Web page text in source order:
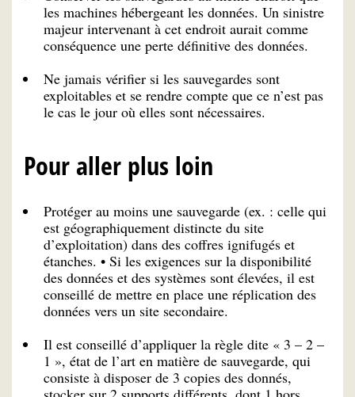
les machines hébergeant les données. Un sinistre
majeur intervenant à cet endroit aurait comme
conséquence une perte définitive des données.
Ne jamais vérifier si les sauvegardes sont
exploitables et se rendre compte que ce n’est pas
le cas le jour où elles sont nécessaires.
Pour aller plus loin
Protéger au moins une sauvegarde (ex. : celle qui
est géographiquement distincte du site
d’exploitation) dans des coffres ignifugés et
étanches. • Si les exigences sur la disponibilité
des données et des systèmes sont élevées, il est
conseillé de mettre en place une réplication des
données vers un site secondaire.
Il est conseillé d’appliquer la règle dite « 3 – 2 –
1 », état de l’art en matière de sauvegarde, qui
consiste à disposer de 3 copies des donnés,